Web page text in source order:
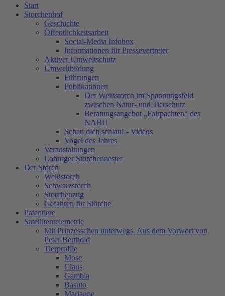
Start
Storchenhof
Geschichte
Öffentlichkeitsarbeit
Social-Media Infobox
Informationen für Pressevertreter
Aktiver Umweltschutz
Umweltbildung
Führungen
Publikationen
Der Weißstorch im Spannungsfeld
zwischen Natur- und Tierschutz
Beratungsangebot „Fairpachten“ des
NABU
Schau dich schlau! - Videos
Vogel des Jahres
Veranstaltungen
Loburger Storchennester
Der Storch
Weißstorch
Schwarzstorch
Storchenzug
Gefahren für Störche
Patentiere
Satellitentelemetrie
Mit Prinzesschen unterwegs. Aus dem Vorwort von
Peter Berthold
Tierprofile
Mose
Claus
Gambia
Basuto
Marianne